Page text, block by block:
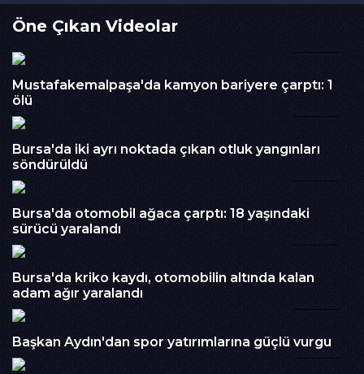
Mahallesi'nde meydana geldi.Edinilen bilgilere göre, seyir
halindeki bir sürücü henüz bilinmeyen bir nedenle aracını
geri vitese takarak yolda geri geri ilerlemeye başladı. Trafiğin
yoğun olduğu güzergahta yapılan manevra, diğer sürücüler
sırada yoldan geçen başka bir aracın kamerasına saniye
saniye yansıdı. Görüntülerde sürücünün akan trafikte
tehlikeli şekilde geri manevra yaptığı görüldü.Olayda
uyulmasının önemini bir kez daha gözler önüne serdi.
İzlenme : 215
Embed Kodu :
Öne Çıkan Videolar
Mustafakemalpaşa'da kamyon bariyere çarptı: 1
ölü
Bursa'da iki ayrı noktada çıkan otluk yangınları
söndürüldü
Bursa'da otomobil ağaca çarptı: 18 yaşındaki
sürücü yaralandı
Bursa'da kriko kaydı, otomobilin altında kalan
adam ağır yaralandı
Başkan Aydın'dan spor yatırımlarına güçlü vurgu
01:15